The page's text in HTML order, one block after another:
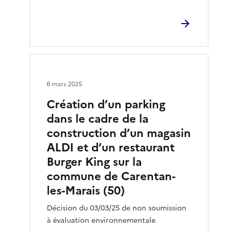
Création d’un parking
dans le cadre de la
construction d’un magasin
ALDI et d’un restaurant
Burger King sur la
commune de Carentan-
les-Marais (50)
Décision du 03/03/25 de non soumission
à évaluation environnementale
6 mars 2025